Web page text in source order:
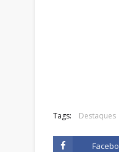
Tags: Destaques